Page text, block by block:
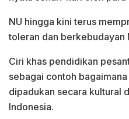
NU hingga kini terus
toleran dan berkebudayan
Ciri khas pendidikan
sebagai contoh
dipadukan secara kultural
Indonesia.